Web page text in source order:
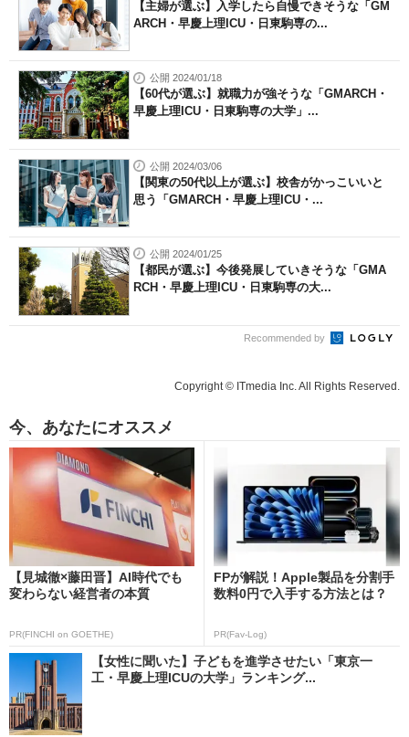
【主婦が選ぶ】入学したら自慢できそうな「GM
ARCH・早慶上理ICU・日東駒専の...
公開 2024/01/18
【60代が選ぶ】就職力が強そうな「GMARCH・
早慶上理ICU・日東駒専の大学」...
公開 2024/03/06
【関東の50代以上が選ぶ】校舎がかっこいいと
思う「GMARCH・早慶上理ICU・...
公開 2024/01/25
【都民が選ぶ】今後発展していきそうな「GMA
RCH・早慶上理ICU・日東駒専の大...
Recommended by
Copyright © ITmedia Inc. All Rights Reserved.
今、あなたにオススメ
【見城徹×藤田晋】AI時代でも
変わらない経営者の本質
PR(FINCHI on GOETHE)
FPが解説！Apple製品を分割手
数料0円で入手する方法とは？
PR(Fav-Log)
【女性に聞いた】子どもを進学させたい「東京一
工・早慶上理ICUの大学」ランキング...